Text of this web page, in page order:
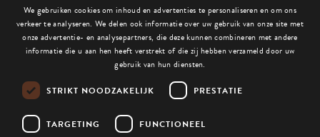
Bekijk ook deze blogs:
Niets gevonden.
We gebruiken cookies om inhoud en advertenties te personaliseren en om ons
verkeer te analyseren. We delen ook informatie over uw gebruik van onze site met
onze advertentie- en analysepartners, die deze kunnen combineren met andere
informatie die u aan hen heeft verstrekt of die zij hebben verzameld door uw
gebruik van hun diensten.
STRIKT NOODZAKELIJK PRESTATIE
TARGETING FUNCTIONEEL